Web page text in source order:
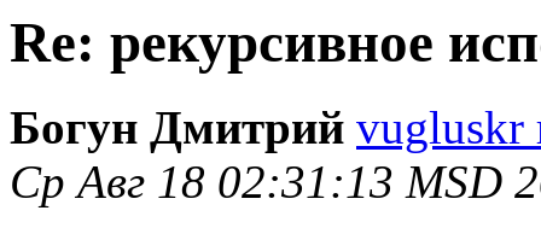
Re: рекурсивное
Богун Дмитрий vugluskr
Ср Авг 18 02:31:13 MSD